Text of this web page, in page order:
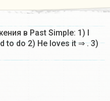
в Past Simple: 1) I
to do 2) He loves it ⇒ . 3)